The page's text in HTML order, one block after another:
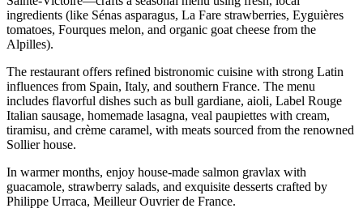
ingredients (like Sénas asparagus, La Fare strawberries, Eyguières
tomatoes, Fourques melon, and organic goat cheese from the
Alpilles).
The restaurant offers refined bistronomic cuisine with strong Latin
influences from Spain, Italy, and southern France. The menu
includes flavorful dishes such as bull gardiane, aioli, Label Rouge
Italian sausage, homemade lasagna, veal paupiettes with cream,
tiramisu, and crème caramel, with meats sourced from the renowned
Sollier house.
In warmer months, enjoy house-made salmon gravlax with
guacamole, strawberry salads, and exquisite desserts crafted by
Philippe Urraca, Meilleur Ouvrier de France.